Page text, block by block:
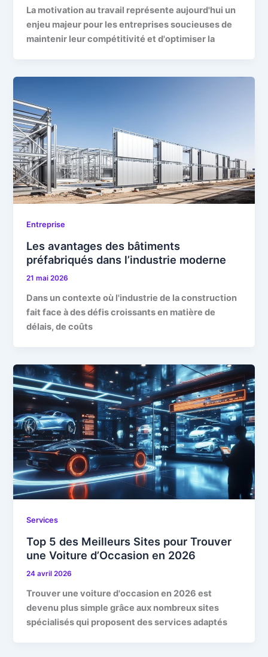
La motivation au travail représente aujourd'hui un
enjeu majeur pour les entreprises soucieuses de
maintenir leur compétitivité et d'optimiser la
Entreprise
Les avantages des bâtiments
préfabriqués dans l’industrie moderne
21 mai 2026
Dans un contexte où l'industrie de la construction
fait face à des défis croissants en matière de
délais, de coûts
Services
Top 5 des Meilleurs Sites pour Trouver
une Voiture d’Occasion en 2026
24 avril 2026
Trouver une voiture d'occasion en 2026 est
devenu plus simple grâce aux nombreux sites
spécialisés qui proposent des services adaptés